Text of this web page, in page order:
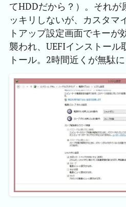
てHDDだから？）。それが
ッキリしないが、カスタマ
トアップ設定画面でキーが
襲われ、UEFIインストール
トール。2時間近くが無駄に